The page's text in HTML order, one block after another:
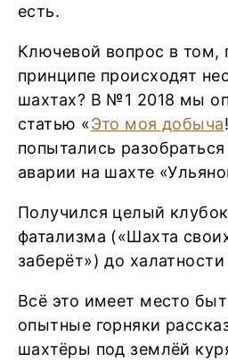
есть.
Ключевой вопрос в том,
принципе происходят
шахтах? В №1 2018 мы
статью «Это моя добыча
попытались
аварии на шахте
Получился целый
фатализма («Шахта
заберёт») до
Всё это имеет место
опытные горняки
шахтёры под землёй